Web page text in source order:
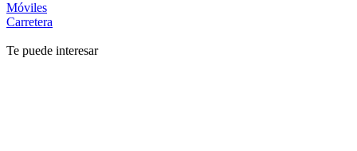
Móviles
Carretera
Te puede interesar